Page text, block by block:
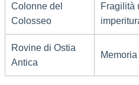
Colonne del
Colosseo
Fragilità
Rovine di Ostia
Antica